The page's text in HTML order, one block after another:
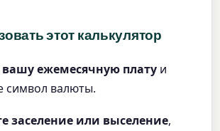
этот калькулятор
вашу ежемесячную плату и
символ валюты.
заселение или выселение,